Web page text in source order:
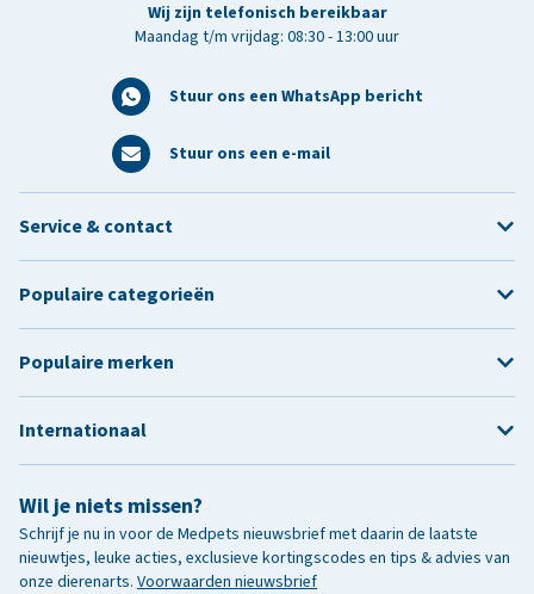
Wij zijn telefonisch bereikbaar
Maandag t/m vrijdag: 08:30 - 13:00 uur
Stuur ons een WhatsApp bericht
Stuur ons een e-mail
Wil je niets missen?
Schrijf je nu in voor de Medpets nieuwsbrief met daarin de laatste
nieuwtjes, leuke acties, exclusieve kortingscodes en tips & advies van
onze dierenarts. Voorwaarden nieuwsbrief
Service & contact
Populaire categorieën
Populaire merken
Internationaal